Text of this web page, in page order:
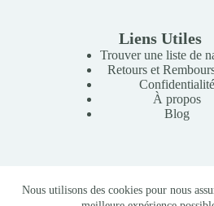
Nous utilisons des cookies pour nous
Liens Utiles
Trouver une liste de
Retours et
Confidentialité
À propos
Blog
Copyright © 2026 Mille Lunes -
-Conditions Générales